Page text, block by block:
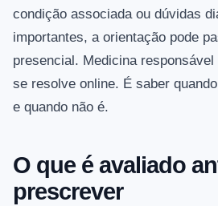
condição associada ou dúvidas
importantes, a orientação pode
presencial. Medicina
se resolve online. É saber
e quando não é.
O que é avaliado
prescrever